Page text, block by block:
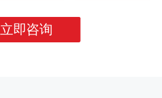
立即咨询